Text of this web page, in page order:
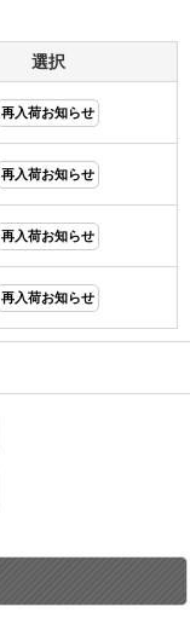
選択
再入荷お知らせ
再入荷お知らせ
再入荷お知らせ
再入荷お知らせ